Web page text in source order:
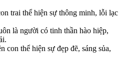
trai thể hiện sự thông minh, lỗi lạc
là người có tinh thần hào hiệp,
con thể hiện sự đẹp đẽ, sáng sủa,